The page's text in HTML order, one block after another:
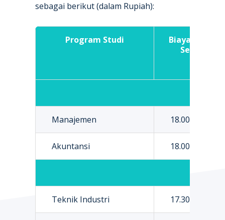
sebagai berikut (dalam Rupiah):
Program Studi
Biaya Kuliah
Sem. 1
Manajemen 18.000.000
Akuntansi 18.000.000
Teknik Industri 17.300.000